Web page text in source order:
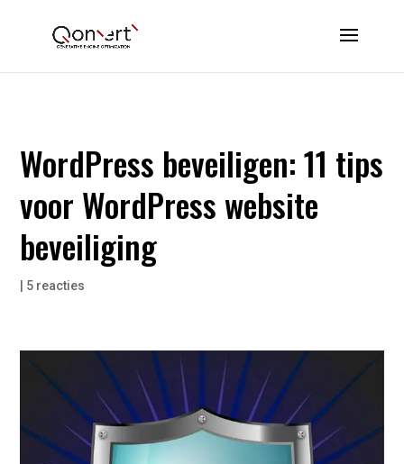
WordPress beveiligen: 11 tips
voor WordPress website
beveiliging
5 reacties